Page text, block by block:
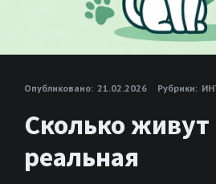
Опубликовано: 21.02.2026 Рубрики:
Сколько
реальная